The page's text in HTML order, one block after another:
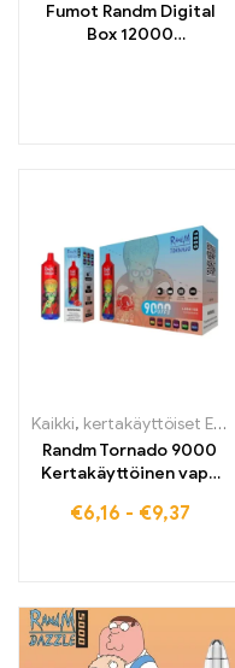
Fumot Randm Digital
Box 12000
Kaikki, kertakäyttöiset E-savut
Randm Tornado 9000
Kertakäyttöinen vape
varastossa
€6,16 - €9,37